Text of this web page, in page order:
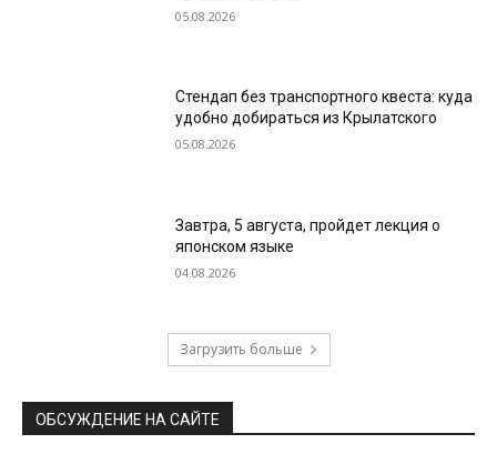
05.08.2026
Стендап без транспортного квеста: куда
удобно добираться из Крылатского
05.08.2026
Завтра, 5 августа, пройдет лекция о
японском языке
04.08.2026
Загрузить больше
ОБСУЖДЕНИЕ НА САЙТЕ